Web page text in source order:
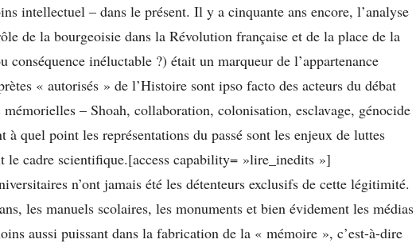
intellectuel – dans le présent. Il y a cinquante ans encore, l’analyse
de la bourgeoisie dans la Révolution française et de la place de la
conséquence inéluctable ?) était un marqueur de l’appartenance
« autorisés » de l’Histoire sont ipso facto des acteurs du débat
– Shoah, collaboration, colonisation, esclavage, génocide
à quel point les représentations du passé sont les enjeux de luttes
le cadre scientifique.[access capability= »lire_inedits »]
n’ont jamais été les détenteurs exclusifs de cette légitimité.
les manuels scolaires, les monuments et bien évidement les médias
aussi puissant dans la fabrication de la « mémoire », c’est-à-dire